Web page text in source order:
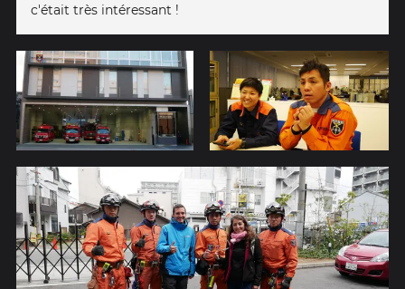
c'était très intéressant !